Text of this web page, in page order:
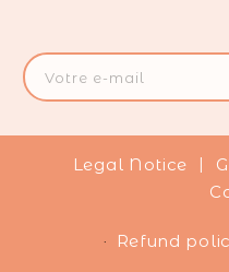
Votre e-mail
Legal Notice |
Refund